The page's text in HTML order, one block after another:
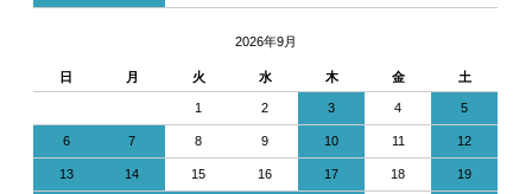
2026年9月
日 月 火 水 木 金 土
1 2 3 4 5
6 7 8 9 10 11 12
13 14 15 16 17 18 19